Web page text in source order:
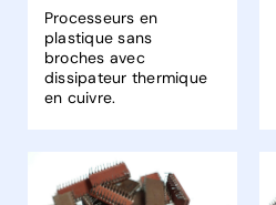
Processeurs en
plastique sans
broches avec
dissipateur thermique
en cuivre.